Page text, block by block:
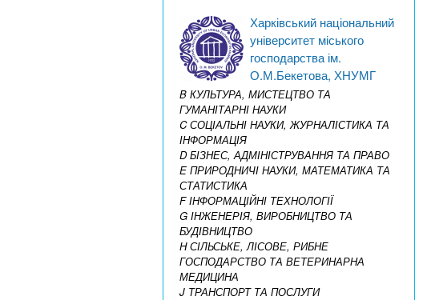
Харківський національний
університет міського
господарства ім.
О.М.Бекетова, ХНУМГ
B КУЛЬТУРА, МИСТЕЦТВО ТА
ГУМАНІТАРНІ НАУКИ
C СОЦІАЛЬНІ НАУКИ, ЖУРНАЛІСТИКА ТА
ІНФОРМАЦІЯ
D БІЗНЕС, АДМІНІСТРУВАННЯ ТА ПРАВО
E ПРИРОДНИЧІ НАУКИ, МАТЕМАТИКА ТА
СТАТИСТИКА
F ІНФОРМАЦІЙНІ ТЕХНОЛОГІЇ
G ІНЖЕНЕРІЯ, ВИРОБНИЦТВО ТА
БУДІВНИЦТВО
H СІЛЬСЬКЕ, ЛІСОВЕ, РИБНЕ
ГОСПОДАРСТВО ТА ВЕТЕРИНАРНА
МЕДИЦИНА
J ТРАНСПОРТ ТА ПОСЛУГИ